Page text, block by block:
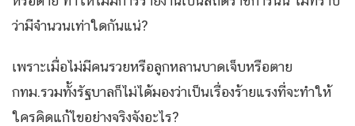
ว่ามีจำนวนเท่าใดกันแน่?
เพราะเมื่อไม่มีคนรวยหรือลูกหลานบาดเจ็บหรือตาย
กทม.รวมทั้งรัฐบาลก็ไม่ได้มองว่าเป็นเรื่องร้ายแรงที่จะทำให้
ใครคิดแก้ไขอย่างจริงจังอะไร?